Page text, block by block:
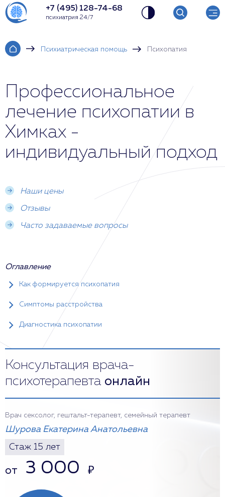
+7 (495) 128-74-68
психиатрия 24/7
Психиатрическая помощь Психопатия
Профессиональное
лечение психопатии в
Химках -
индивидуальный подход
Наши цены
Отзывы
Часто задаваемые вопросы
Оглавление
Как формируется психопатия
Симптомы расстройства
Диагностика психопатии
Консультация врача-
психотерапевта онлайн
Врач сексолог, гештальт-терапевт, семейный терапевт
Шурова Екатерина Анатольевна
Стаж 15 лет
от 3 000 ₽